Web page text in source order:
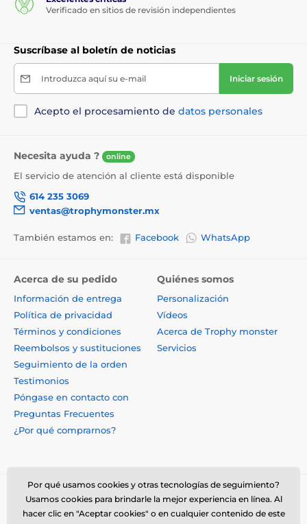
Verificado en sitios de revisión independientes
Suscríbase al boletín de noticias
Introduzca aquí su e-mail Iniciar sesión
Acepto el procesamiento de datos personales
Necesita ayuda ? online
El servicio de atención al cliente está disponible
614 235 3069
ventas@trophymonster.mx
También estamos en: Facebook WhatsApp
Acerca de su pedido
Información de entrega
Política de privacidad
Términos y condiciones
Reembolsos y sustituciones
Seguimiento de la orden
Testimonios
Póngase en contacto con
Preguntas Frecuentes
¿Por qué comprarnos?
Quiénes somos
Personalización
Vídeos
Acerca de Trophy monster
Servicios
Por qué usamos cookies y otras tecnologías de seguimiento?
Usamos cookies para brindarle la mejor experiencia en línea. Al
hacer clic en "Aceptar cookies" o en cualquier contenido de este